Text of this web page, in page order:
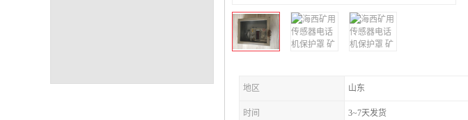
地区 山东
时间 3~7天发货